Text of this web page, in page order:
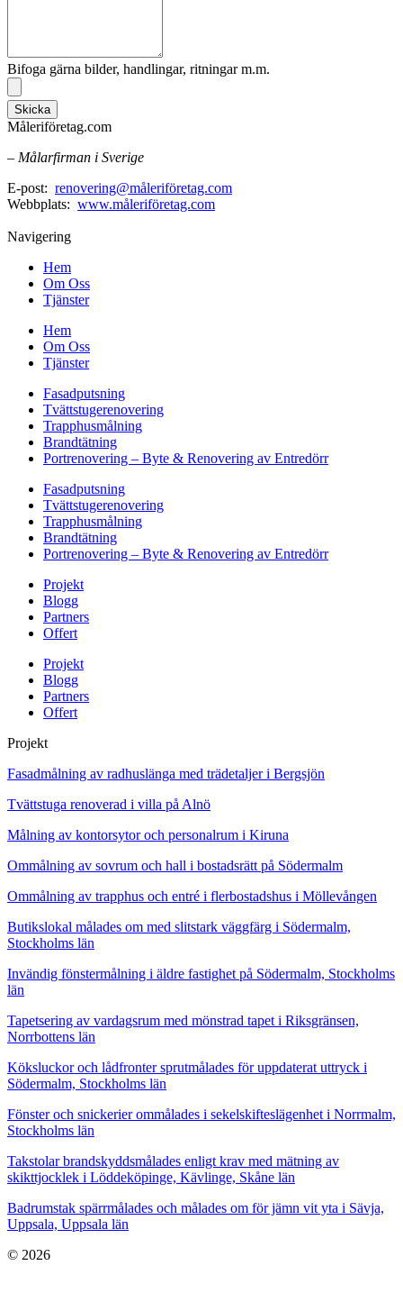
Bifoga gärna bilder, handlingar, ritningar m.m.
Skicka
Måleriföretag.com
– Målarfirman i Sverige
E-post: renovering@måleriföretag.com
Webbplats: www.måleriföretag.com
Navigering
Hem
Om Oss
Tjänster
Hem
Om Oss
Tjänster
Fasadputsning
Tvättstugerenovering
Trapphusmålning
Brandtätning
Portrenovering – Byte & Renovering av Entredörr
Fasadputsning
Tvättstugerenovering
Trapphusmålning
Brandtätning
Portrenovering – Byte & Renovering av Entredörr
Projekt
Blogg
Partners
Offert
Projekt
Blogg
Partners
Offert
Projekt
Fasadmålning av radhuslänga med trädetaljer i Bergsjön
Tvättstuga renoverad i villa på Alnö
Målning av kontorsytor och personalrum i Kiruna
Ommålning av sovrum och hall i bostadsrätt på Södermalm
Ommålning av trapphus och entré i flerbostadshus i Möllevången
Butikslokal målades om med slitstark väggfärg i Södermalm,
Stockholms län
Invändig fönstermålning i äldre fastighet på Södermalm, Stockholms
län
Tapetsering av vardagsrum med mönstrad tapet i Riksgränsen,
Norrbottens län
Köksluckor och lådfronter sprutmålades för uppdaterat uttryck i
Södermalm, Stockholms län
Fönster och snickerier ommålades i sekelskifteslägenhet i Norrmalm,
Stockholms län
Takstolar brandskyddsmålades enligt krav med mätning av
skikttjocklek i Löddeköpinge, Kävlinge, Skåne län
Badrumstak spärrmålades och målades om för jämn vit yta i Sävja,
Uppsala, Uppsala län
© 2026